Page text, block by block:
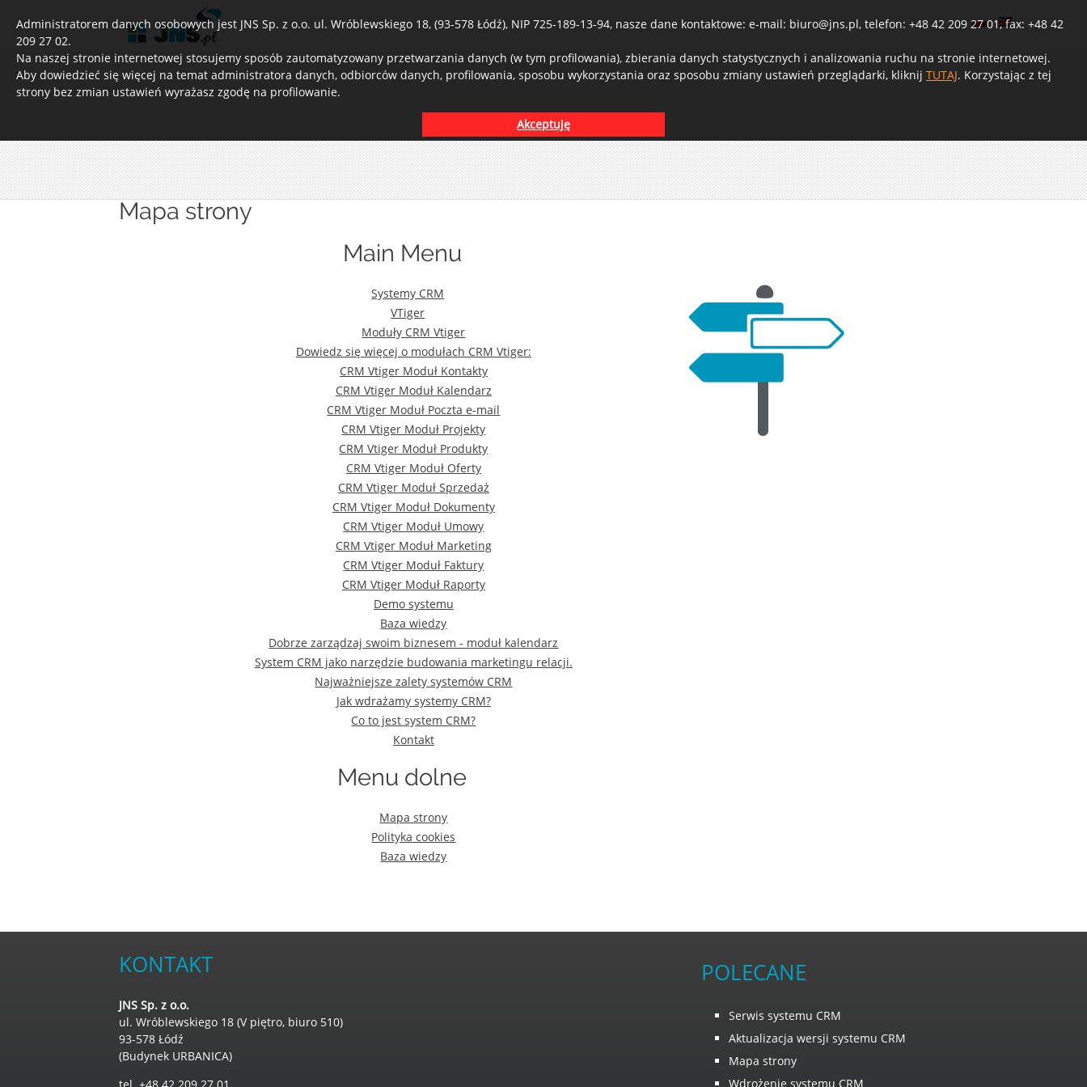
Administratorem danych osobowych jest JNS Sp. z o.o. ul. Wróblewskiego 18, (93-578 Łódź), NIP 725-189-13-94, nasze dane kontaktowe: e-mail: biuro@jns.pl, telefon: +48 42 209 27 01, fax: +48 42
209 27 02.
Na naszej stronie internetowej stosujemy sposób zautomatyzowany przetwarzania danych (w tym profilowania), zbierania danych statystycznych i analizowania ruchu na stronie internetowej.
Aby dowiedzieć się więcej na temat administratora danych, odbiorców danych, profilowania, sposobu wykorzystania oraz sposobu zmiany ustawień przeglądarki, kliknij TUTAJ. Korzystając z tej
strony bez zmian ustawień wyrażasz zgodę na profilowanie.
Akceptuję
Mapa strony
Main Menu
Systemy CRM
VTiger
Moduły CRM Vtiger
Dowiedz się więcej o modułach CRM Vtiger:
CRM Vtiger Moduł Kontakty
CRM Vtiger Moduł Kalendarz
CRM Vtiger Moduł Poczta e-mail
CRM Vtiger Moduł Projekty
CRM Vtiger Moduł Produkty
CRM Vtiger Moduł Oferty
CRM Vtiger Moduł Sprzedaż
CRM Vtiger Moduł Dokumenty
CRM Vtiger Moduł Umowy
CRM Vtiger Moduł Marketing
CRM Vtiger Moduł Faktury
CRM Vtiger Moduł Raporty
Demo systemu
Baza wiedzy
Dobrze zarządzaj swoim biznesem - moduł kalendarz
System CRM jako narzędzie budowania marketingu relacji.
Najważniejsze zalety systemów CRM
Jak wdrażamy systemy CRM?
Co to jest system CRM?
Kontakt
Menu dolne
Mapa strony
Polityka cookies
Baza wiedzy
KONTAKT
JNS Sp. z o.o.
ul. Wróblewskiego 18 (V piętro, biuro 510)
93-578 Łódź
(Budynek URBANICA)
POLECANE
Serwis systemu CRM
Aktualizacja wersji systemu CRM
Mapa strony
Wdrożenie systemu CRM